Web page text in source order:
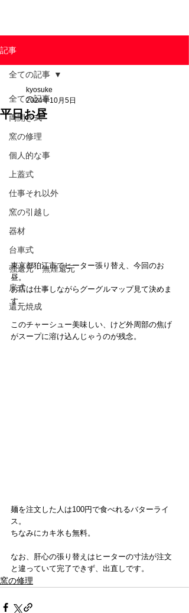
記事
全ての記事
両開き式
窯の修理
個人的な事
上蓋式
仕事それ以外
窯の引越し
器材
台車式
強還元・無煙還元
扉式
還元焼成
全ての記事
平日お昼
kyosuke
2024年10月5日
東京都狛江市でヒーター張り替え、今回のお
昼。
お店は仕事しながらグーグルマップ見て決めま
す。
このチャーシュー美味しい、けど外周部の焦げ
がスープに溶け込んじゃうのが残念。
麺を注文した人は100円で食べれるバターライ
ス。
ちなみにカキ氷も無料。
なお、肝心の張り替えはヒーターの寸法が注文
と違っていて完了できず、出直しです。
窯の修理